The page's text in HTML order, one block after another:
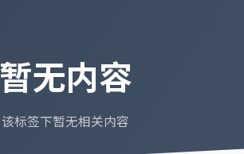
暂无内容
该标签下暂无相关内容